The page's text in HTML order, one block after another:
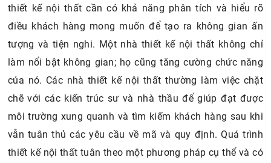
thiết kế nội thất cần có khả năng phân tích và hiểu rõ
điều khách hàng mong muốn để tạo ra không gian ấn
tượng và tiện nghi. Một nhà thiết kế nội thất không chỉ
làm nổi bật không gian; họ cũng tăng cường chức năng
của nó. Các nhà thiết kế nội thất thường làm việc chặt
chẽ với các kiến ​​trúc sư và nhà thầu để giúp đạt được
môi trường xung quanh và tìm kiếm khách hàng sau khi
vẫn tuân thủ các yêu cầu về mã và quy định. Quá trình
thiết kế nội thất tuân theo một phương pháp cụ thể và có